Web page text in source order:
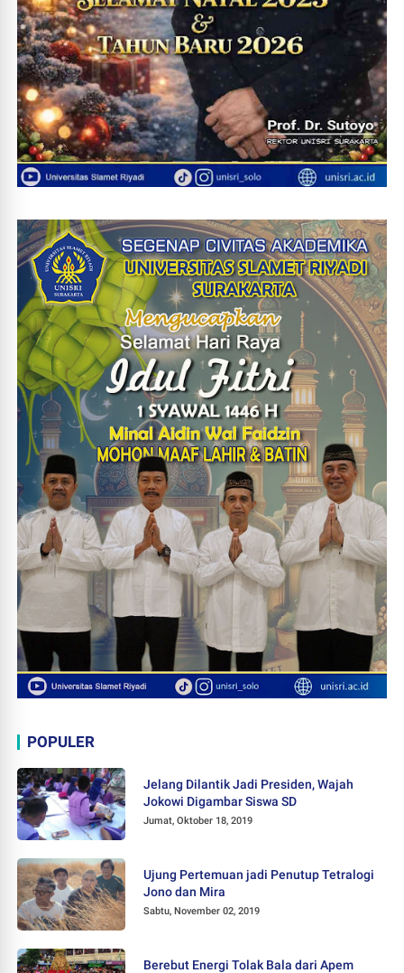
POPULER
Jelang Dilantik Jadi Presiden, Wajah
Jokowi Digambar Siswa SD
Jumat, Oktober 18, 2019
Ujung Pertemuan jadi Penutup Tetralogi
Jono dan Mira
Sabtu, November 02, 2019
Berebut Energi Tolak Bala dari Apem